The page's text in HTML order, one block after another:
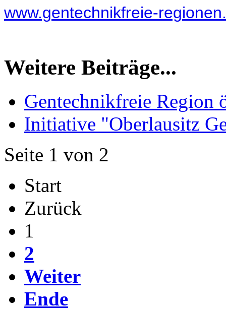
www.gentechnikfreie-
Weitere Beiträge...
Gentechnikfreie Region
Initiative "Oberlausitz
Seite 1 von 2
Start
Zurück
1
2
Weiter
Ende